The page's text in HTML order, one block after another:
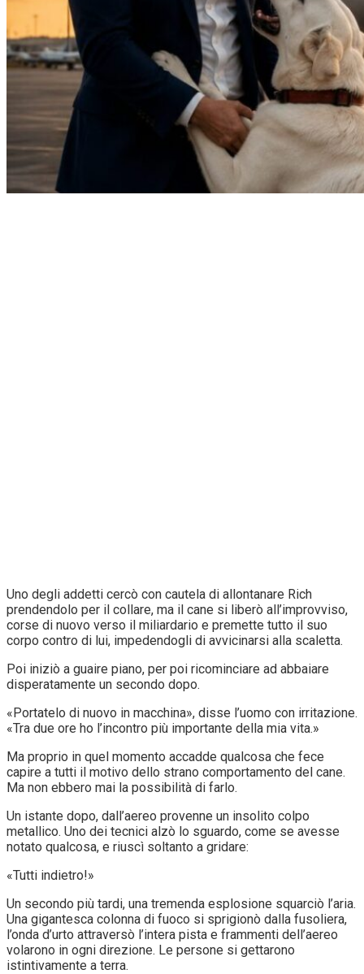
Uno degli addetti cercò con cautela di allontanare Rich
prendendolo per il collare, ma il cane si liberò all’improvviso,
corse di nuovo verso il miliardario e premette tutto il suo
corpo contro di lui, impedendogli di avvicinarsi alla scaletta.
Poi iniziò a guaire piano, per poi ricominciare ad abbaiare
disperatamente un secondo dopo.
«Portatelo di nuovo in macchina», disse l’uomo con irritazione.
«Tra due ore ho l’incontro più importante della mia vita.»
Ma proprio in quel momento accadde qualcosa che fece
capire a tutti il motivo dello strano comportamento del cane.
Ma non ebbero mai la possibilità di farlo.
Un istante dopo, dall’aereo provenne un insolito colpo
metallico. Uno dei tecnici alzò lo sguardo, come se avesse
notato qualcosa, e riuscì soltanto a gridare:
«Tutti indietro!»
Un secondo più tardi, una tremenda esplosione squarciò l’aria.
Una gigantesca colonna di fuoco si sprigionò dalla fusoliera,
l’onda d’urto attraversò l’intera pista e frammenti dell’aereo
volarono in ogni direzione. Le persone si gettarono
istintivamente a terra.